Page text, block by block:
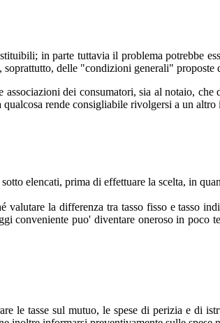
in parte tuttavia il problema potrebbe
delle "condizioni generali" proposte
dei consumatori, sia al notaio, che
rende consigliabile rivolgersi a un
elencati, prima di effettuare la scelta, in
valutare la differenza tra tasso fisso e tasso
conveniente puo' diventare oneroso in poco
le tasse sul mutuo, le spese di perizia e di